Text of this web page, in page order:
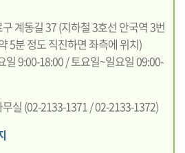
계동길 37 (지하철 3호선 안국역 3번
5분 정도 직진하면 좌측에 위치)
9:00-18:00 / 토요일~일요일 09:00-
실 (02-2133-1371 / 02-2133-1372)